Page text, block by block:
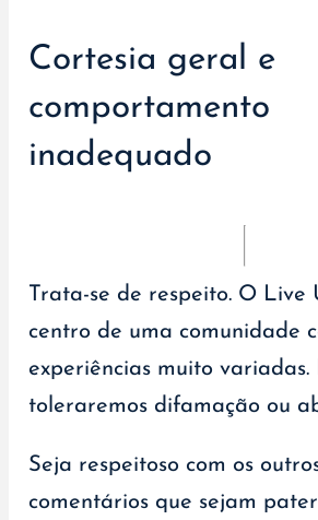
Cortesia geral e
comportamento
inadequado
Trata-se de respeito. O Live
centro de uma comunidade
experiências muito variadas.
toleraremos difamação ou
Seja respeitoso com os
comentários que sejam